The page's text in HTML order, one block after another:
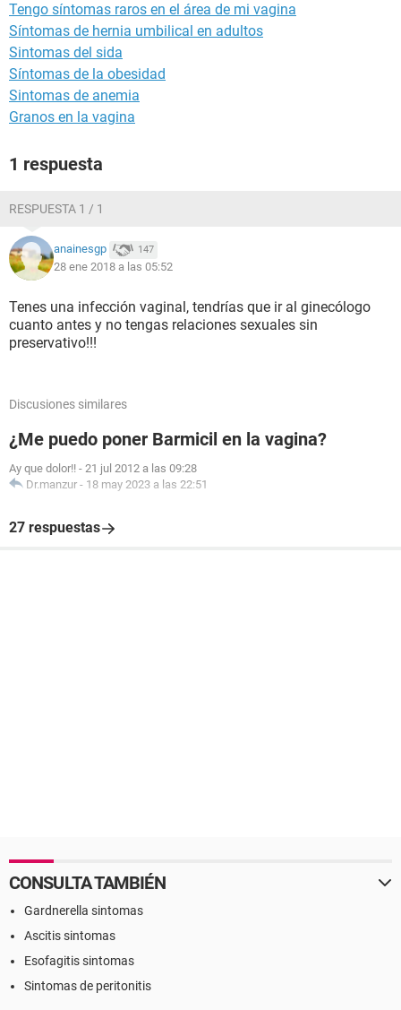
Tengo síntomas raros en el área de mi vagina
Síntomas de hernia umbilical en adultos
Sintomas del sida
Síntomas de la obesidad
Sintomas de anemia
Granos en la vagina
1 respuesta
RESPUESTA 1 / 1
anainesgp 147
28 ene 2018 a las 05:52
Tenes una infección vaginal, tendrías que ir al ginecólogo
cuanto antes y no tengas relaciones sexuales sin
preservativo!!!
Discusiones similares
¿Me puedo poner Barmicil en la vagina?
Ay que dolor!! - 21 jul 2012 a las 09:28
Dr.manzur - 18 may 2023 a las 22:51
27 respuestas
CONSULTA TAMBIÉN
Gardnerella sintomas
Ascitis sintomas
Esofagitis sintomas
Sintomas de peritonitis